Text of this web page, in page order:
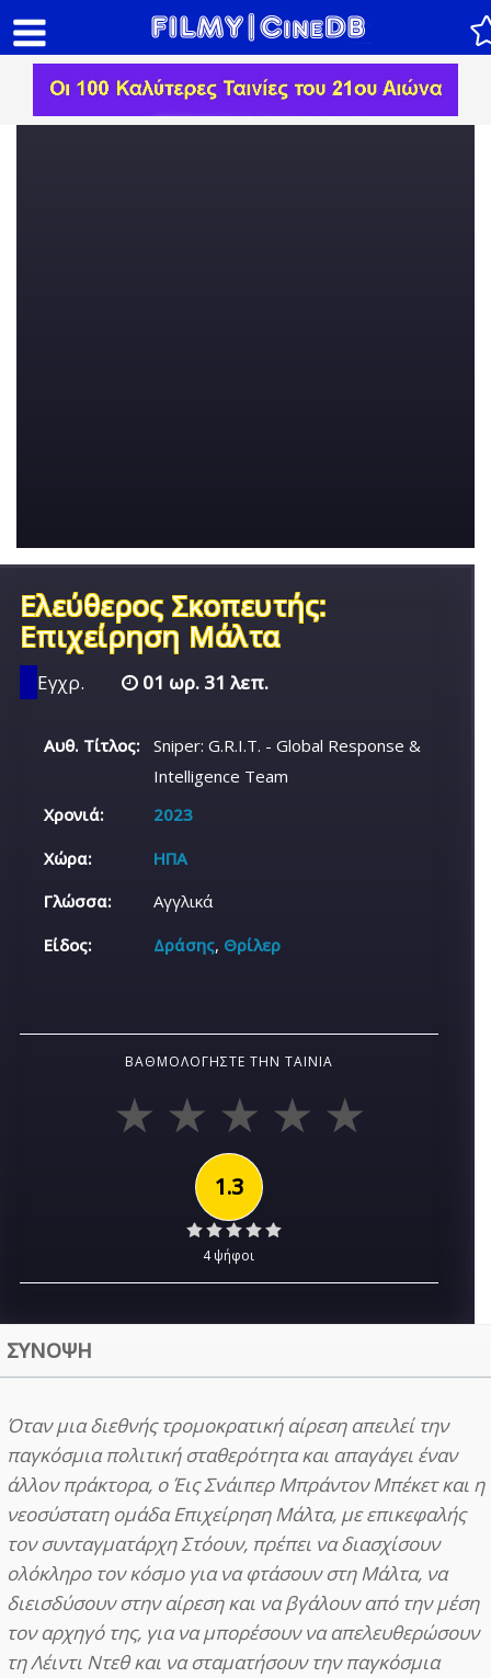
Ελεύθερος Σκοπευτής:
Επιχείρηση Μάλτα
Εγχρ. 01 ωρ. 31 λεπ.
Αυθ. Τίτλος:
Sniper: G.R.I.T. - Global Response &
Intelligence Team
Χρονιά:
2023
Χώρα:
ΗΠΑ
Γλώσσα:
Αγγλικά
Είδος:
Δράσης, Θρίλερ
ΒΑΘΜΟΛΟΓΉΣΤΕ ΤΗΝ ΤΑΙΝΊΑ
1.3
4 ψήφοι
ΣΥΝΟΨΗ
Όταν μια διεθνής τρομοκρατική αίρεση απειλεί την
παγκόσμια πολιτική σταθερότητα και απαγάγει έναν
άλλον πράκτορα, ο Έις Σνάιπερ Μπράντον Μπέκετ και η
νεοσύστατη ομάδα Επιχείρηση Μάλτα, με επικεφαλής
τον συνταγματάρχη Στόουν, πρέπει να διασχίσουν
ολόκληρο τον κόσμο για να φτάσουν στη Μάλτα, να
διεισδύσουν στην αίρεση και να βγάλουν από την μέση
τον αρχηγό της, για να μπορέσουν να απελευθερώσουν
τη Λέιντι Ντεθ και να σταματήσουν την παγκόσμια